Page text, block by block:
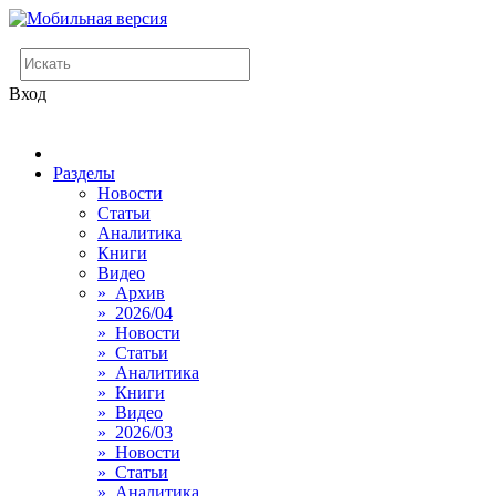
Вход
Разделы
Новости
Статьи
Аналитика
Книги
Видео
» Архив
» 2026/04
» Новости
» Статьи
» Аналитика
» Книги
» Видео
» 2026/03
» Новости
» Статьи
» Аналитика